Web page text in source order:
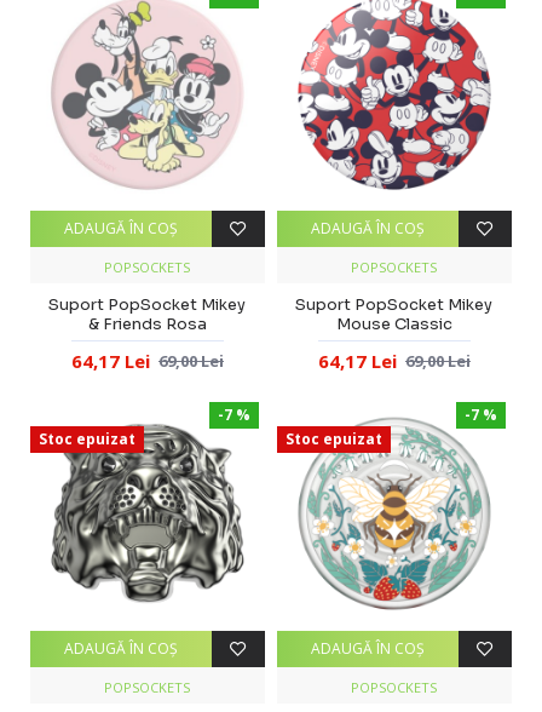
POPSOCKETS
Suport PopSocket Mikey
& Friends Rosa
64,17 Lei 69,00 Lei
ADAUGĂ ÎN COŞ
POPSOCKETS
Suport PopSocket Mikey
Mouse Classic
64,17 Lei 69,00 Lei
ADAUGĂ ÎN COŞ
-7 %
Stoc epuizat
POPSOCKETS
ADAUGĂ ÎN COŞ
-7 %
Stoc epuizat
POPSOCKETS
ADAUGĂ ÎN COŞ